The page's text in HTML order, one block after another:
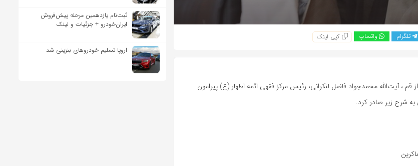
تلگرام واتساپ کپی لینک
قم ، آیت‌الله محمدجواد فاضل لنکرانی، رئیس مرکز فقهی ائمه اطهار (ع) پیرامون
به شرح زیر صادر کرد.
ثبت‌نام یازدهمین مرحله پیش‌فروش
ایران‌خودرو + جزئیات و لینک
اروپا تسلیم خودروهای بنزینی شد